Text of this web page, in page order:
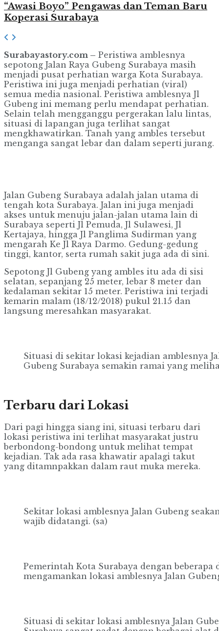
“Awasi Boyo” Pengawas dan Teman Baru
Koperasi Surabaya
Surabayastory.com – Peristiwa amblesnya
sepotong Jalan Raya Gubeng Surabaya masih
menjadi pusat perhatian warga Kota Surabaya.
Peristiwa ini juga menjadi perhatian (viral)
semua media nasional. Peristiwa amblesnya Jl
Gubeng ini memang perlu mendapat perhatian.
Selain telah mengganggu pergerakan lalu lintas,
situasi di lapangan juga terlihat sangat
mengkhawatirkan. Tanah yang ambles tersebut
menganga sangat lebar dan dalam seperti jurang.
Jalan Gubeng Surabaya adalah jalan utama di
tengah kota Surabaya. Jalan ini juga menjadi
akses untuk menuju jalan-jalan utama lain di
Surabaya seperti Jl Pemuda, Jl Sulawesi, Jl
Kertajaya, hingga Jl Panglima Sudirman yang
mengarah Ke Jl Raya Darmo. Gedung-gedung
tinggi, kantor, serta rumah sakit juga ada di sini.
Sepotong Jl Gubeng yang ambles itu ada di sisi
selatan, sepanjang 25 meter, lebar 8 meter dan
kedalaman sekitar 15 meter. Peristiwa ini terjadi
kemarin malam (18/12/2018) pukul 21.15 dan
langsung meresahkan masyarakat.
Situasi di sekitar lokasi kejadian amblesnya
Gubeng Surabaya semakin ramai yang
Terbaru dari Lokasi
Dari pagi hingga siang ini, situasi terbaru dari
lokasi peristiwa ini terlihat masyarakat justru
berbondong-bondong untuk melihat tempat
kejadian. Tak ada rasa khawatir apalagi takut
yang ditamnpakkan dalam raut muka mereka.
Sekitar lokasi amblesnya Jalan Gubeng
wajib didatangi. (sa)
Pemerintah Kota Surabaya dengan beberapa
mengamankan lokasi amblesnya Jalan
Situasi di sekitar lokasi amblesnya Jalan